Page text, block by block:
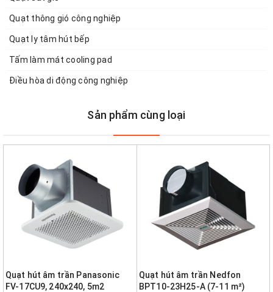
Quạt thông gió công nghiệp
Quạt ly tâm hút bếp
Tấm làm mát cooling pad
Điều hòa di động công nghiệp
Sản phẩm cùng loại
Quạt hút âm trần Panasonic
FV-17CU9, 240x240, 5m2
Quạt hút âm trần Nedfon
BPT10-23H25-A (7-11 m²)